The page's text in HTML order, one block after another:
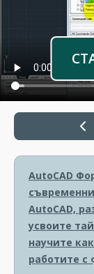
AutoCAD
AutoCAD,
усвоите
научите
работите с